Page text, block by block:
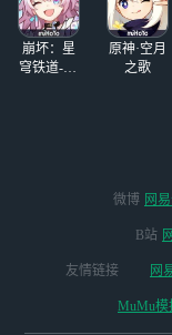
崩坏：星
穹铁道-4.4
原神·空月
之歌
微博 网
B站
友情链接 网
MuMu模